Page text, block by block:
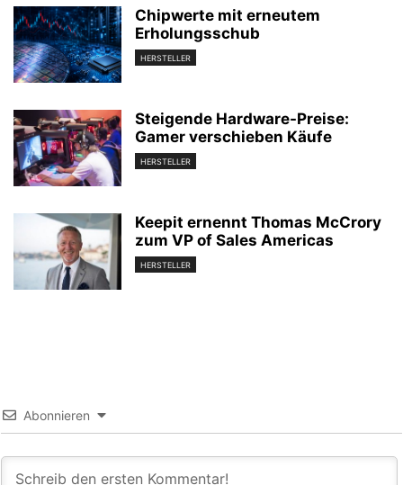
Chipwerte mit erneutem
Erholungsschub
HERSTELLER
Steigende Hardware-Preise:
Gamer verschieben Käufe
HERSTELLER
Keepit ernennt Thomas McCrory
zum VP of Sales Americas
HERSTELLER
Abonnieren